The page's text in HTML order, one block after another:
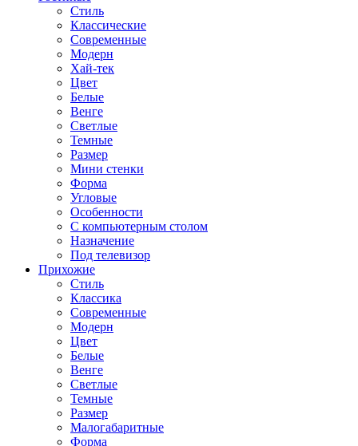
Стиль
Классические
Современные
Модерн
Хай-тек
Цвет
Белые
Венге
Светлые
Темные
Размер
Мини стенки
Форма
Угловые
Особенности
С компьютерным столом
Назначение
Под телевизор
Прихожие
Стиль
Классика
Современные
Модерн
Цвет
Белые
Венге
Светлые
Темные
Размер
Малогабаритные
Форма